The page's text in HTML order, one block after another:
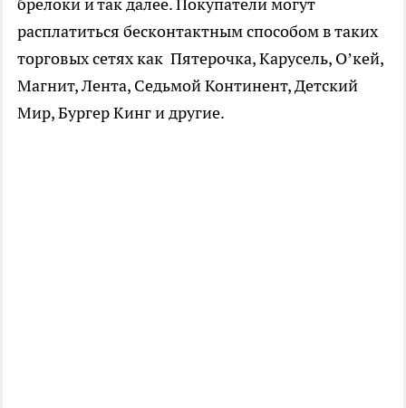
расплатиться бесконтактным способом в таких
торговых сетях как Пятерочка, Карусель, О’кей,
Магнит, Лента, Седьмой Континент, Детский
Мир, Бургер Кинг и другие.